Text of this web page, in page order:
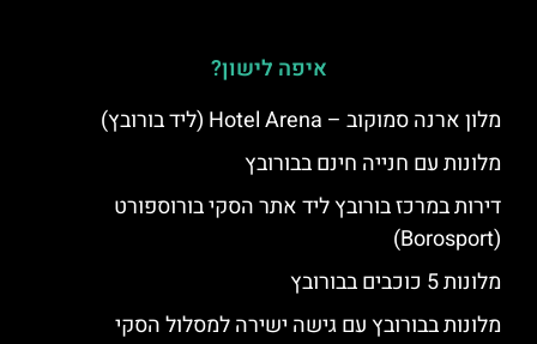
איפה לישון?
מלון ארנה סמוקוב – Hotel Arena (ליד בורובץ)
מלונות עם חנייה חינם בבורובץ
דירות במרכז בורובץ ליד אתר הסקי בורוספורט
(Borosport)
מלונות 5 כוכבים בבורובץ
מלונות בבורובץ עם גישה ישירה למסלול הסקי